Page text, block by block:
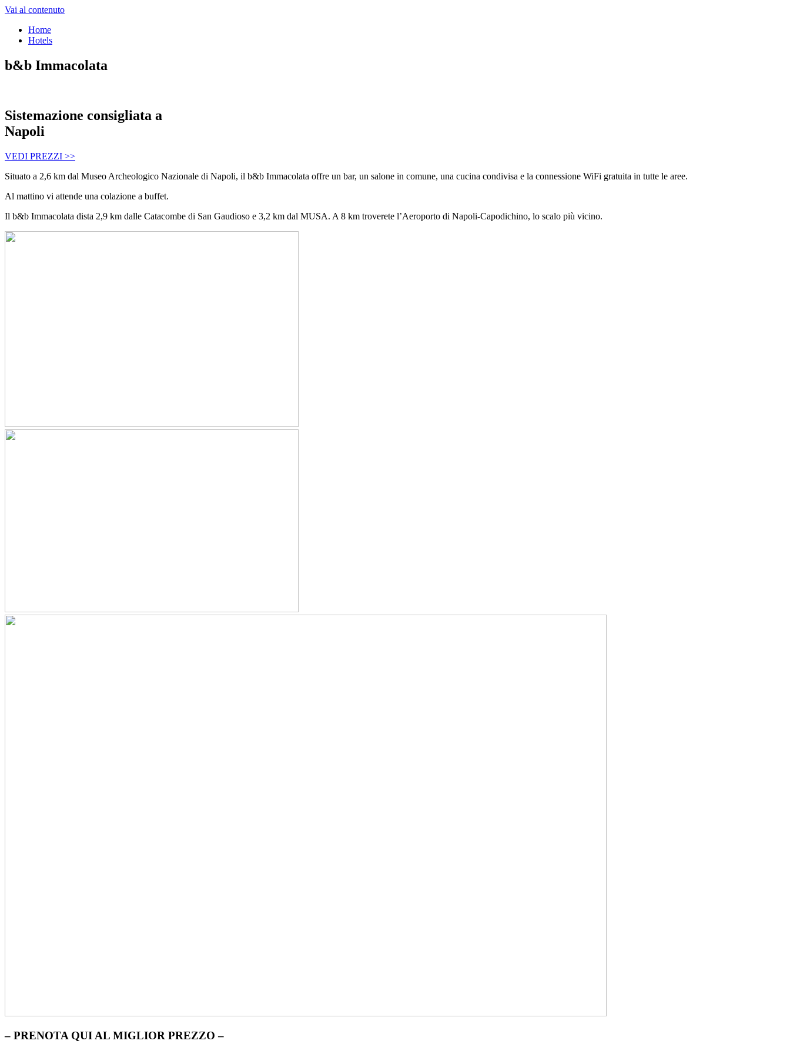
Vai al contenuto
Home
Hotels
b&b Immacolata
Sistemazione consigliata a
Napoli
VEDI PREZZI >>
Situato a 2,6 km dal Museo Archeologico Nazionale di Napoli, il b&b Immacolata offre un bar, un salone in comune, una cucina condivisa e la connessione WiFi gratuita in tutte le aree.
Al mattino vi attende una colazione a buffet.
Il b&b Immacolata dista 2,9 km dalle Catacombe di San Gaudioso e 3,2 km dal MUSA. A 8 km troverete l’Aeroporto di Napoli-Capodichino, lo scalo più vicino.
– PRENOTA QUI AL MIGLIOR PREZZO –